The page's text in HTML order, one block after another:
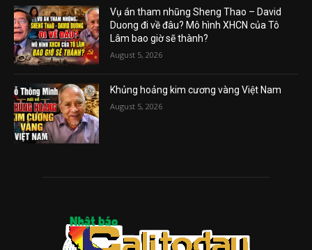
Vụ án tham nhũng Sheng Thao – David
Duong đi về đâu? Mô hình XHCN của Tô
Lâm bao giờ sẽ thành?
August 5, 2026
Khủng hoảng kim cương vàng Việt Nam
August 5, 2026